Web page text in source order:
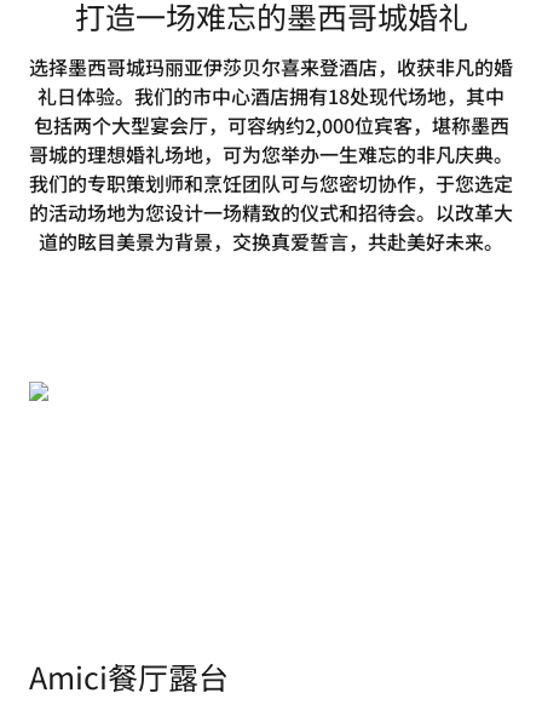
打造一场难忘的墨西哥城婚礼
选择墨西哥城玛丽亚伊莎贝尔喜来登酒店，收获非凡的婚
礼日体验。我们的市中心酒店拥有18处现代场地，其中
包括两个大型宴会厅，可容纳约2,000位宾客，堪称墨西
哥城的理想婚礼场地，可为您举办一生难忘的非凡庆典。
我们的专职策划师和烹饪团队可与您密切协作，于您选定
的活动场地为您设计一场精致的仪式和招待会。以改革大
道的眩目美景为背景，交换真爱誓言，共赴美好未来。
Amici餐厅露台